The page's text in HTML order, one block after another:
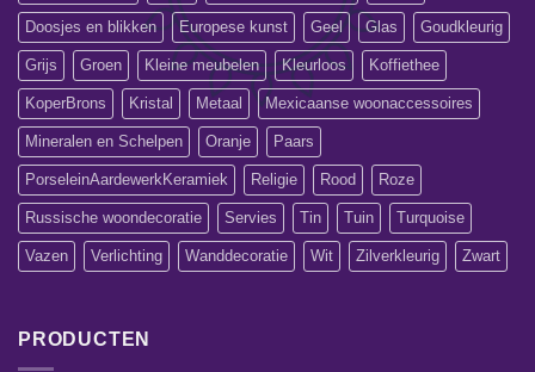
Doosjes en blikken Europese kunst Geel Glas Goudkleurig
Grijs Groen Kleine meubelen Kleurloos Koffiethee
KoperBrons Kristal Metaal Mexicaanse woonaccessoires
Mineralen en Schelpen Oranje Paars
PorseleinAardewerkKeramiek Religie Rood Roze
Russische woondecoratie Servies Tin Tuin Turquoise
Vazen Verlichting Wanddecoratie Wit Zilverkleurig Zwart
PRODUCTEN